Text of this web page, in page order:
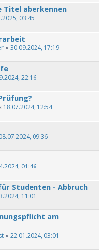
Titel aberkennen
03:45
« 30.09.2024, 17:19
22:16
18.07.2024, 12:54
08.07.2024, 09:36
01:46
Studenten - Abbruch
11:01
am
« 22.01.2024, 03:01